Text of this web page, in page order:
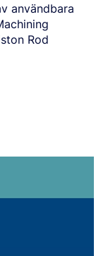
användbara
Rod